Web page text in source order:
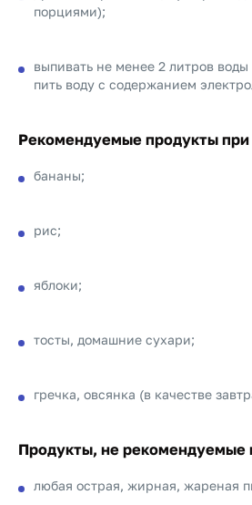
порциями);
выпивать не менее 2 литров
пить воду с содержанием
Рекомендуемые продукты при
бананы;
рис;
яблоки;
тосты, домашние сухари;
гречка, овсянка (в качестве
Продукты, не рекомендуемые
любая острая, жирная, жареная